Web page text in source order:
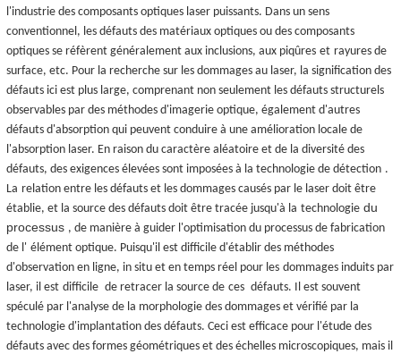
l'industrie des composants optiques laser puissants. Dans un sens
conventionnel, les défauts des matériaux optiques ou des composants
optiques se réfèrent généralement aux inclusions, aux piqûres et rayures de
surface, etc. Pour la recherche sur les dommages au laser, la signification des
défauts ici est plus large, comprenant non seulement les défauts structurels
observables par des méthodes d'imagerie optique, également d'autres
défauts d'absorption qui peuvent conduire à une amélioration locale de
l'absorption laser. En raison du caractère aléatoire et de la diversité des
défauts, des exigences élevées sont imposées à la technologie de détection .
La relation entre les défauts et les dommages causés par le laser doit être
établie, et la source des défauts doit être tracée jusqu'à la technologie du
processus , de manière à guider l'optimisation du processus de fabrication
de l' élément optique. Puisqu'il est difficile d'établir des méthodes
d'observation en ligne, in situ et en temps réel pour les dommages induits par
laser, il est difficile de retracer la source de ces défauts. Il est souvent
spéculé par l'analyse de la morphologie des dommages et vérifié par la
technologie d'implantation des défauts. Ceci est efficace pour l'étude des
défauts avec des formes géométriques et des échelles microscopiques, mais il